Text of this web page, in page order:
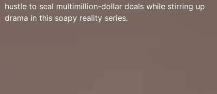
hustle to seal multimillion-dollar deals while stirring up
drama in this soapy reality series.